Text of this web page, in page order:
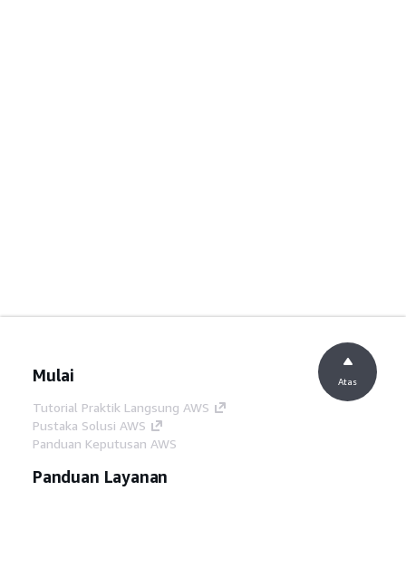
Mulai
Tutorial Praktik Langsung AWS
Pustaka Solusi AWS
Panduan Keputusan AWS
Panduan Layanan
Atas